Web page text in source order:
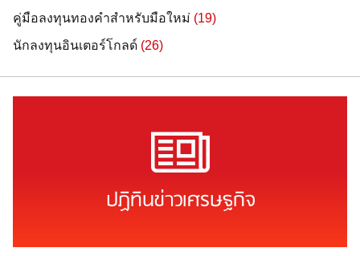
คู่มือลงทุนทองคำสำหรับมือใหม่ (19)
นักลงทุนอินเตอร์โกลด์ (26)
ปฏิทินข่าวเศรษฐกิจ